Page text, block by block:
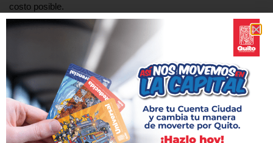
costo posible.
La EPMMQ y el Municipio de Quito agradecen el aporte de
Coral Hipermercados que se lleva a cabo sin costo para el
Distrito Metropolitano para aportar a la estabilidad económica de
la capital. Con estas iniciativas solidarias, el Distrito
Metropolitano podrá salir adelante ante esta crisis sanitaria.